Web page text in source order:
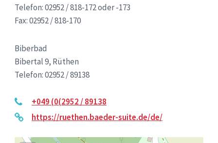
Telefon: 02952 / 818-172 oder -173
Fax: 02952 / 818-170
Biberbad
Bibertal 9, Rüthen
Telefon: 02952 / 89138
+049 (0(2952 / 89138
https://ruethen.baeder-suite.de/de/